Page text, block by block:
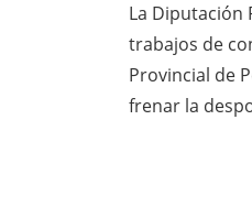
La Diputación
trabajos de
Provincial de
frenar la